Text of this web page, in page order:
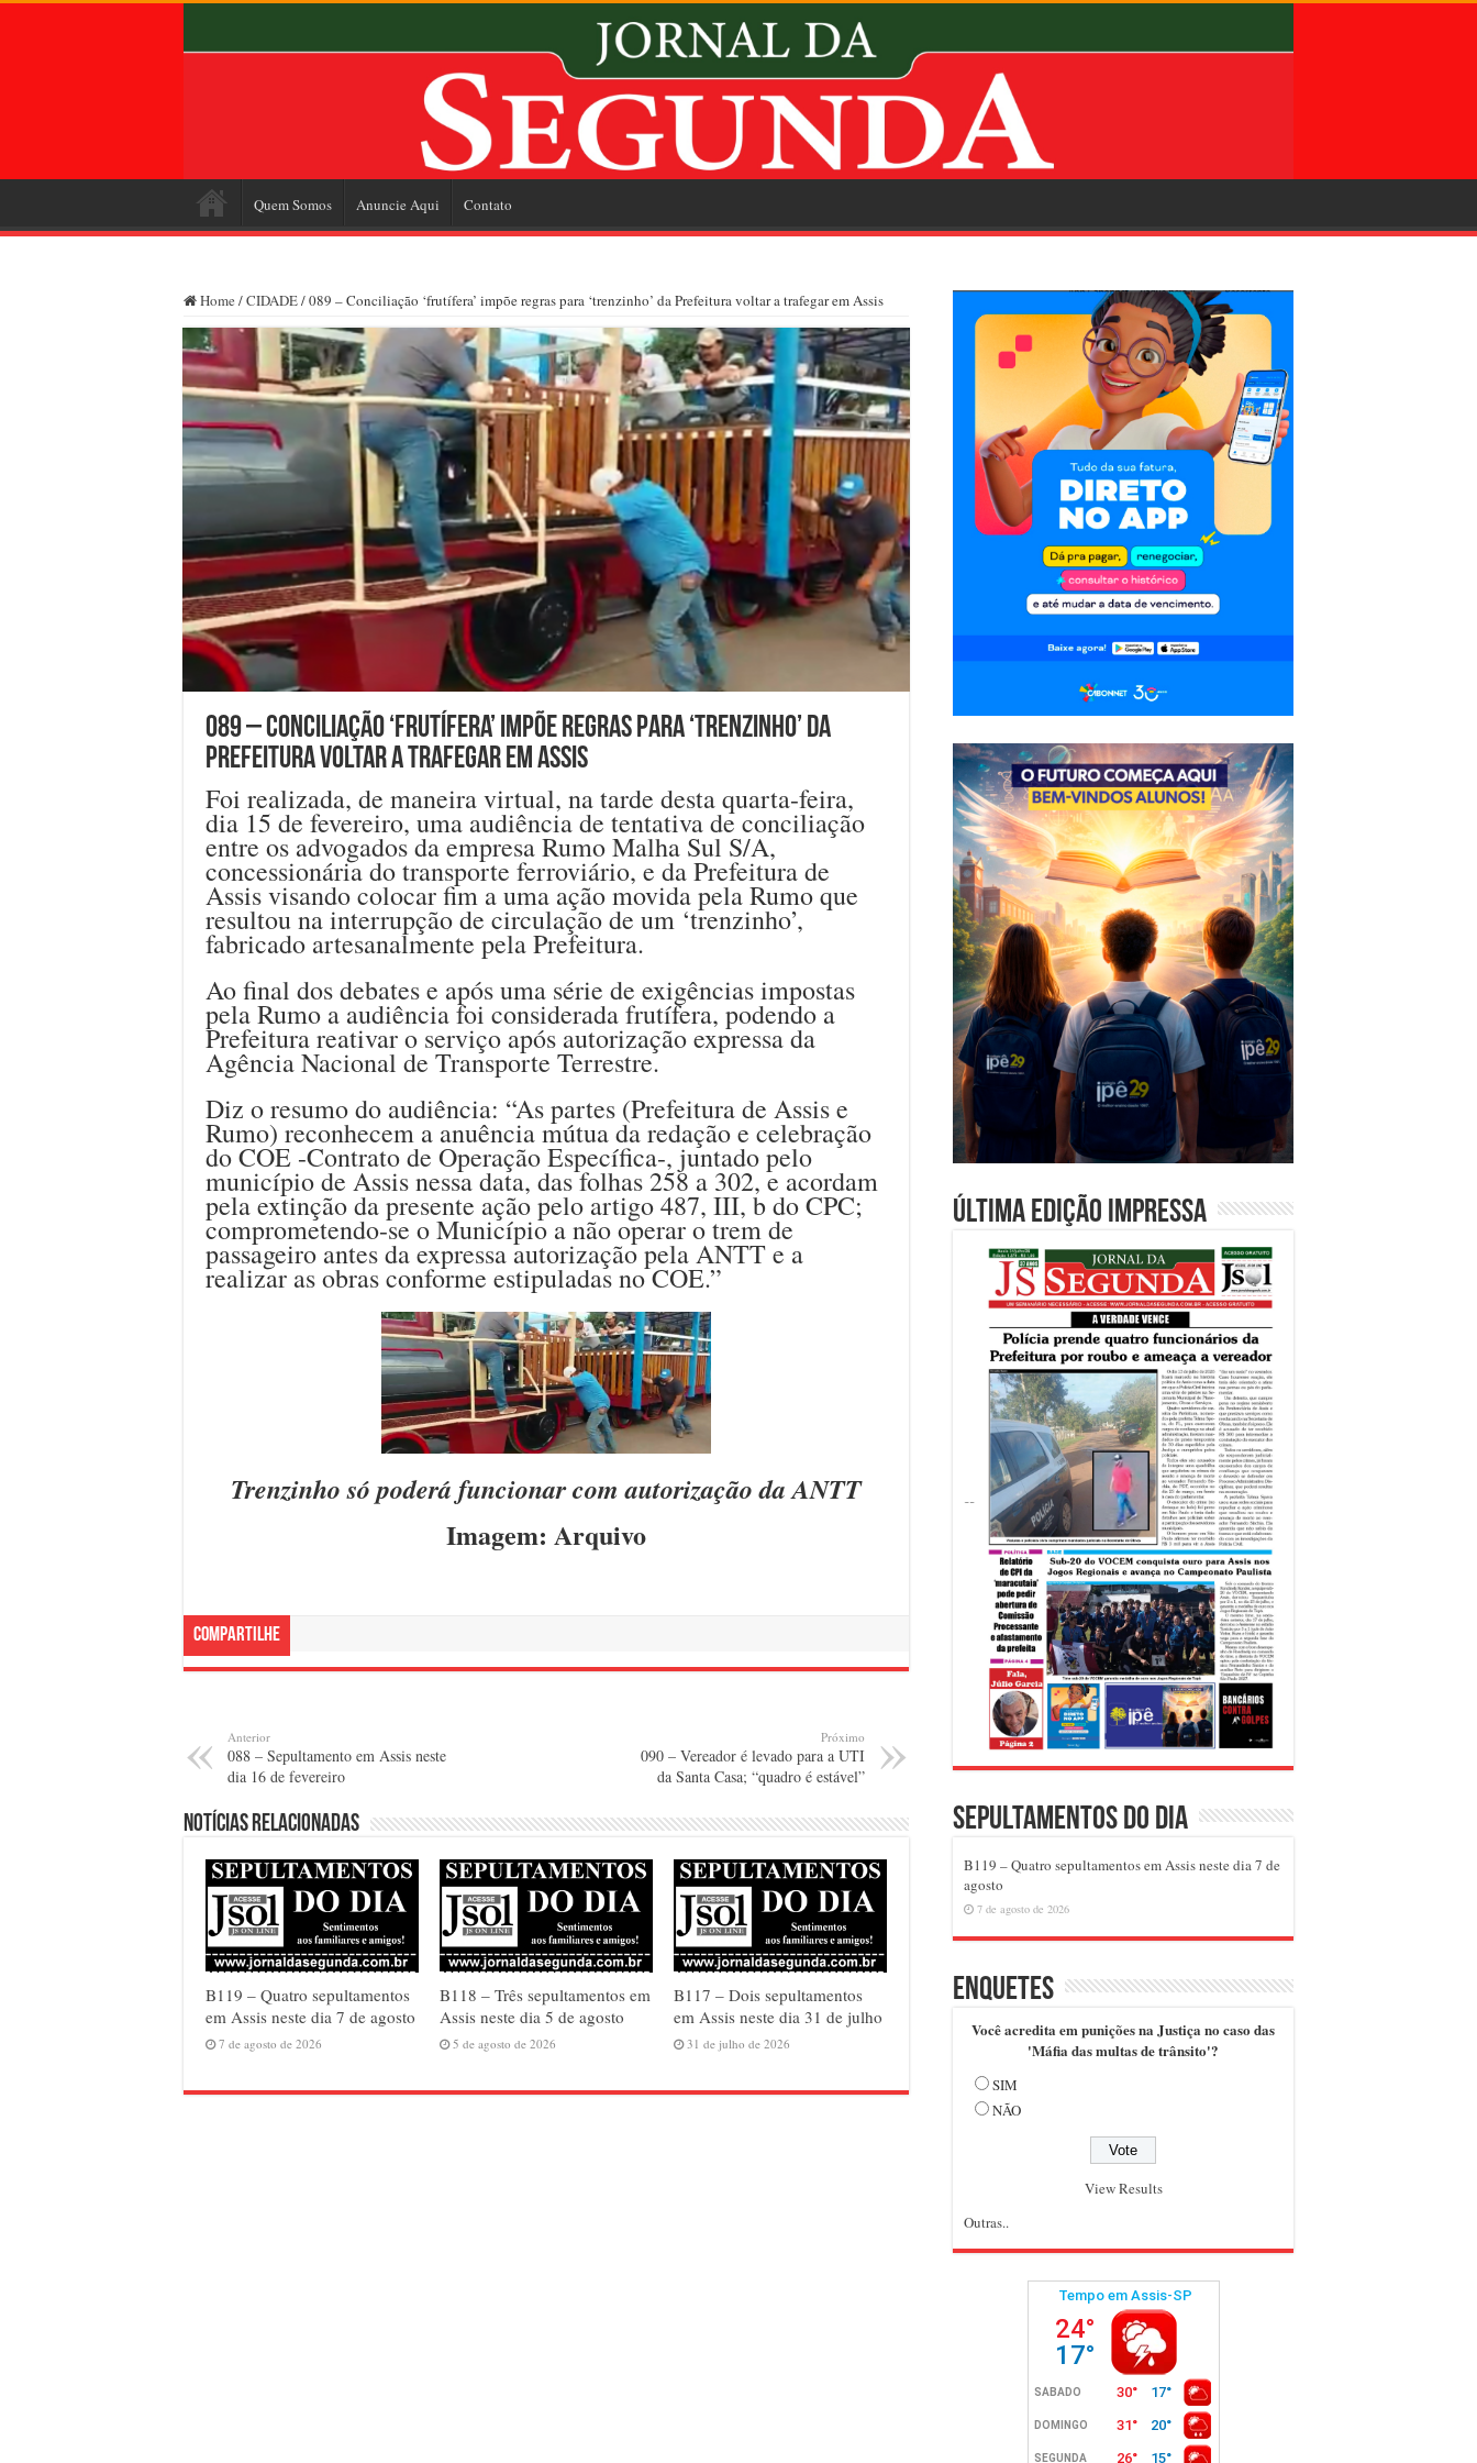
Quem Somos Anuncie Aqui Contato
Home /CIDADE/089 – Conciliação ‘frutífera’ impõe regras para ‘trenzinho’ da Prefeitura voltar a trafegar em Assis
089 – Conciliação ‘frutífera’ impõe regras para ‘trenzinho’ da
Prefeitura voltar a trafegar em Assis
Foi realizada, de maneira virtual, na tarde desta quarta-feira,
dia 15 de fevereiro, uma audiência de tentativa de conciliação
entre os advogados da empresa Rumo Malha Sul S/A,
concessionária do transporte ferroviário, e da Prefeitura de
Assis visando colocar fim a uma ação movida pela Rumo que
resultou na interrupção de circulação de um ‘trenzinho’,
fabricado artesanalmente pela Prefeitura.
Ao final dos debates e após uma série de exigências impostas
pela Rumo a audiência foi considerada frutífera, podendo a
Prefeitura reativar o serviço após autorização expressa da
Agência Nacional de Transporte Terrestre.
Diz o resumo do audiência: “As partes (Prefeitura de Assis e
Rumo) reconhecem a anuência mútua da redação e celebração
do COE -Contrato de Operação Específica-, juntado pelo
município de Assis nessa data, das folhas 258 a 302, e acordam
pela extinção da presente ação pelo artigo 487, III, b do CPC;
comprometendo-se o Município a não operar o trem de
passageiro antes da expressa autorização pela ANTT e a
realizar as obras conforme estipuladas no COE.”
Trenzinho só poderá funcionar com autorização da ANTT
Imagem: Arquivo
Compartilhe
Anterior
088 – Sepultamento em Assis neste
dia 16 de fevereiro
Próximo
090 – Vereador é levado para a UTI
da Santa Casa; “quadro é estável”
Notícias relacionadas
B119 – Quatro sepultamentos
em Assis neste dia 7 de agosto
7 de agosto de 2026
B118 – Três sepultamentos em
Assis neste dia 5 de agosto
5 de agosto de 2026
B117 – Dois sepultamentos
em Assis neste dia 31 de julho
31 de julho de 2026
Última edição impressa
Sepultamentos do dia
B119 – Quatro sepultamentos em Assis neste dia 7 de
agosto
7 de agosto de 2026
Enquetes
Você acredita em punições na Justiça no caso das
'Máfia das multas de trânsito'?
SIM
NÃO
View Results
Outras..